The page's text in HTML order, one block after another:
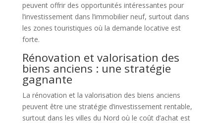
peuvent offrir des opportunités intéressantes pour
l’investissement dans l’immobilier neuf, surtout dans
les zones touristiques où la demande locative est
forte.
Rénovation et valorisation des
biens anciens : une stratégie
gagnante
La rénovation et la valorisation des biens anciens
peuvent être une stratégie d’investissement rentable,
surtout dans les villes du Nord où le coût d’achat est